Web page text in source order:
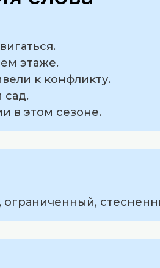
этаже.
к конфликту.
в этом сезоне.
ограниченный,